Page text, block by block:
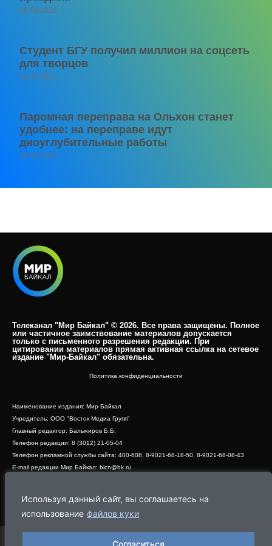
Используя данный сайт, вы соглашаетесь на
использование файлов куки
Согласиться
06.08.2026
Студент БГУ получил миллион на соцсеть
для творцов
06.08.2026
Паромная переправа на Ольхон станет
удобнее: на переправе идут
дноуглубительные работы
06.08.2026
Телеканал "Мир Байкал" © 2026. Все права защищены. Полное
или частичное заимствование материалов допускается
только с письменного разрешения редакции. При
цитировании материалов прямая активная ссылка на сетевое
издание "Мир-Байкал" обязательна.​
Политика конфиденциальности
Наименование издания: Мир-Байкал
Учредитель: ООО "Восток Медиа Групп"
Главный редактор: Бальжиров Б.Б.
Телефон редакции: 8 (3012) 21-05-04
Телефон рекламной службы сайта: 400-608, 8-9021-68-18-50, 8-9021-68-08-43
E-mail редакции Мир Байкал: bicn@bk.ru
Адрес редакции: 670000, г. Улан-Удэ, ул. Профсоюзная, дом 44, офис 1